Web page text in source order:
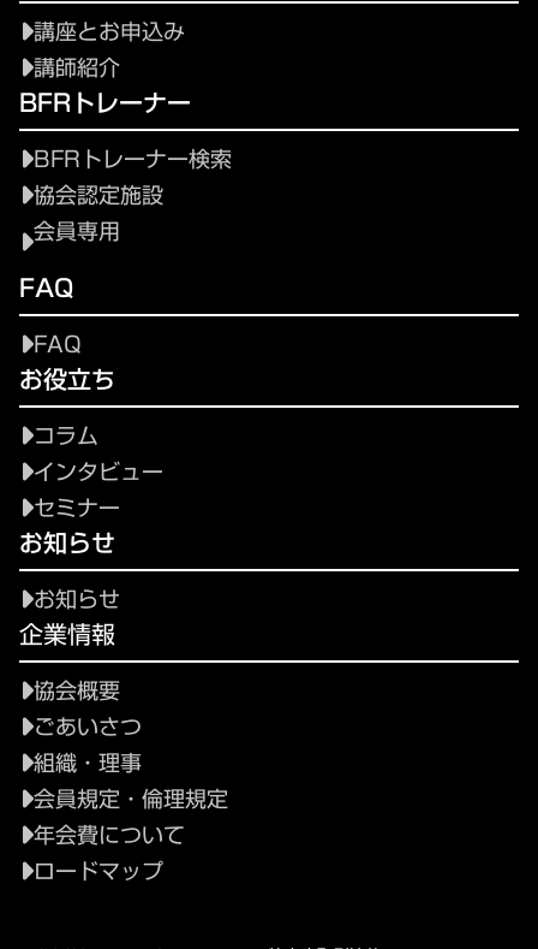
講座とお申込み
講師紹介
BFRトレーナー
BFRトレーナー検索
協会認定施設
会員専用
FAQ
FAQ
お役立ち
コラム
インタビュー
セミナー
お知らせ
お知らせ
企業情報
協会概要
ごあいさつ
組織・理事
会員規定・倫理規定
年会費について
ロードマップ